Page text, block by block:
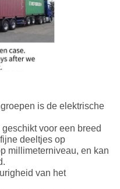
is de elektrische
voor een breed
deeltjes op
millimeterniveau, en kan
van het